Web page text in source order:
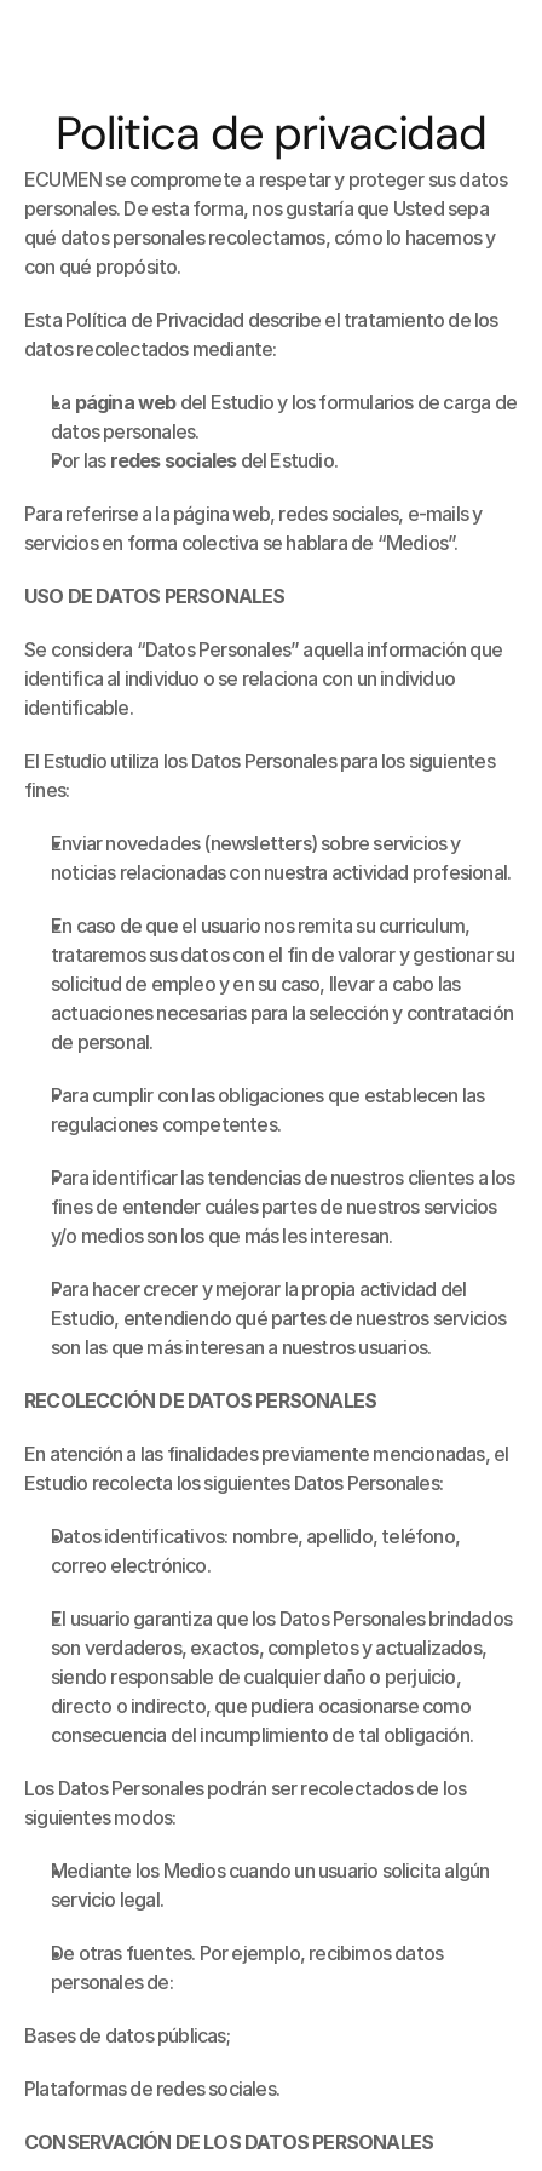
Home
Servicios
Nuestro Equipo
Contacto
Politica de privacidad
ECUMEN se compromete a respetar y proteger sus datos
personales. De esta forma, nos gustaría que Usted sepa
qué datos personales recolectamos, cómo lo hacemos y
con qué propósito.
Esta Política de Privacidad describe el tratamiento de los
datos recolectados mediante:
La página web del Estudio y los formularios de carga de
datos personales.
Por las redes sociales del Estudio.
Para referirse a la página web, redes sociales, e-mails y
servicios en forma colectiva se hablara de “Medios”.
USO DE DATOS PERSONALES
Se considera “Datos Personales” aquella información que
identifica al individuo o se relaciona con un individuo
identificable.
El Estudio utiliza los Datos Personales para los siguientes
fines:
Enviar novedades (newsletters) sobre servicios y
noticias relacionadas con nuestra actividad profesional.
En caso de que el usuario nos remita su curriculum,
trataremos sus datos con el fin de valorar y gestionar su
solicitud de empleo y en su caso, llevar a cabo las
actuaciones necesarias para la selección y contratación
de personal.
Para cumplir con las obligaciones que establecen las
regulaciones competentes.
Para identificar las tendencias de nuestros clientes a los
fines de entender cuáles partes de nuestros servicios
y/o medios son los que más les interesan.
Para hacer crecer y mejorar la propia actividad del
Estudio, entendiendo qué partes de nuestros servicios
son las que más interesan a nuestros usuarios.
RECOLECCIÓN DE DATOS PERSONALES
En atención a las finalidades previamente mencionadas, el
Estudio recolecta los siguientes Datos Personales:
Datos identificativos: nombre, apellido, teléfono,
correo electrónico.
El usuario garantiza que los Datos Personales brindados
son verdaderos, exactos, completos y actualizados,
siendo responsable de cualquier daño o perjuicio,
directo o indirecto, que pudiera ocasionarse como
consecuencia del incumplimiento de tal obligación.
Los Datos Personales podrán ser recolectados de los
siguientes modos:
Mediante los Medios cuando un usuario solicita algún
servicio legal.
De otras fuentes. Por ejemplo, recibimos datos
personales de:
Bases de datos públicas;
Plataformas de redes sociales.
CONSERVACIÓN DE LOS DATOS PERSONALES